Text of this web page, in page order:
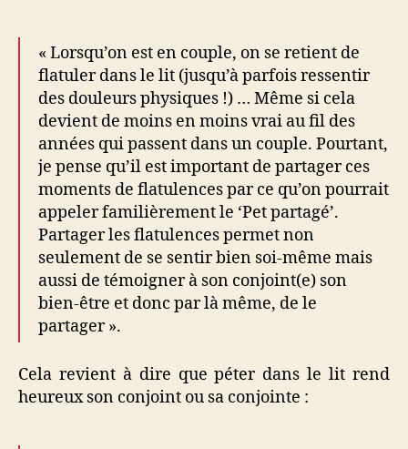
« Lorsqu’on est en couple, on se retient de
flatuler dans le lit (jusqu’à parfois ressentir
des douleurs physiques !) … Même si cela
devient de moins en moins vrai au fil des
années qui passent dans un couple. Pourtant,
je pense qu’il est important de partager ces
moments de flatulences par ce qu’on pourrait
appeler familièrement le ‘Pet partagé’.
Partager les flatulences permet non
seulement de se sentir bien soi-même mais
aussi de témoigner à son conjoint(e) son
bien-être et donc par là même, de le
partager ».
Cela revient à dire que péter dans le lit rend
heureux son conjoint ou sa conjointe :